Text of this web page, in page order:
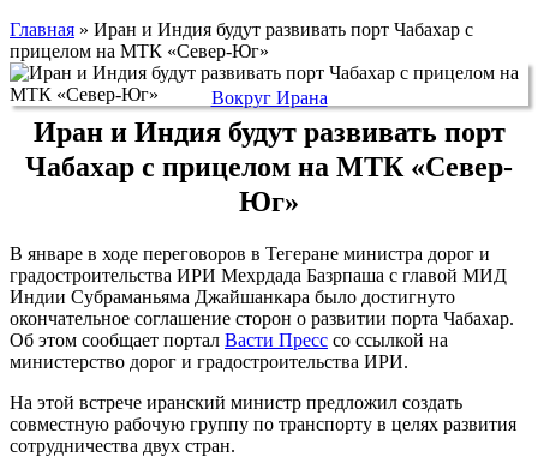
Главная » Иран и Индия будут развивать порт Чабахар с
прицелом на МТК «Север-Юг»
Вокруг Ирана
Иран и Индия будут развивать порт
Чабахар с прицелом на МТК «Север-
Юг»
В январе в ходе переговоров в Тегеране министра дорог и
градостроительства ИРИ Мехрдада Базрпаша с главой МИД
Индии Субраманьяма Джайшанкара было достигнуто
окончательное соглашение сторон о развитии порта Чабахар.
Об этом сообщает портал Васти Пресс со ссылкой на
министерство дорог и градостроительства ИРИ.
На этой встрече иранский министр предложил создать
совместную рабочую группу по транспорту в целях развития
сотрудничества двух стран.